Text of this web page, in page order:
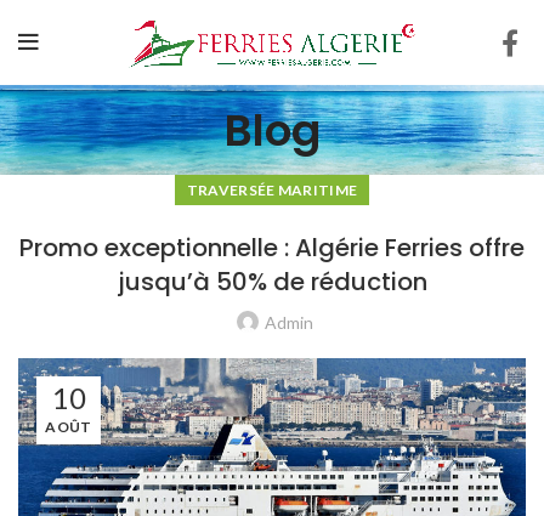
Blog
TRAVERSÉE MARITIME
Promo exceptionnelle : Algérie Ferries offre
jusqu’à 50% de réduction
Admin
10
AOÛT